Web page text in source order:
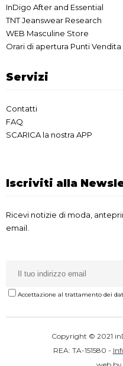
InDigo After and Essential
TNT Jeanswear Research
WEB Masculine Store
Orari di apertura Punti Vendita
Servizi
Contatti
FAQ
SCARICA la nostra APP
Iscriviti alla
Ricevi notizie di moda,
email.
Accettazione al trattamento dei
Copyright © 2021
REA: TA-151580 -